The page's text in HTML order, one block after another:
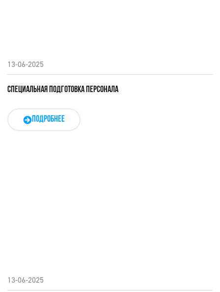
13-06-2025
СПЕЦИАЛЬНАЯ ПОДГОТОВКА ПЕРСОНАЛА
ПОДРОБНЕЕ
13-06-2025